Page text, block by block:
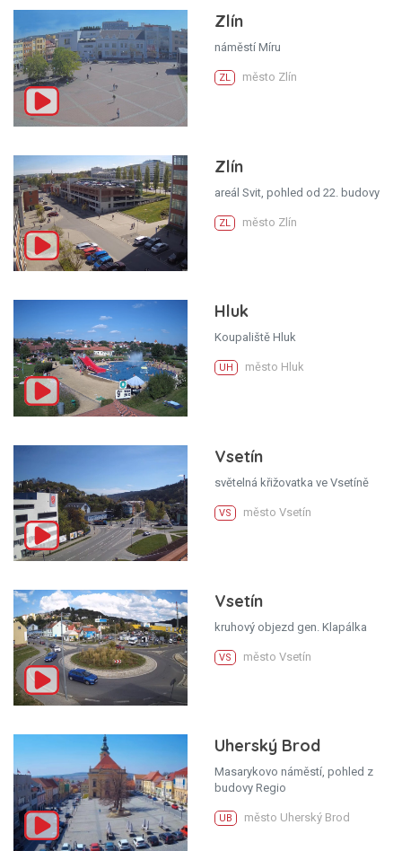
Zlín
náměstí Míru
ZL město Zlín
Zlín
areál Svit, pohled od 22. budovy
ZL město Zlín
Hluk
Koupaliště Hluk
UH město Hluk
Vsetín
světelná křižovatka ve Vsetíně
VS město Vsetín
Vsetín
kruhový objezd gen. Klapálka
VS město Vsetín
Uherský Brod
Masarykovo náměstí, pohled z
budovy Regio
UB město Uherský Brod